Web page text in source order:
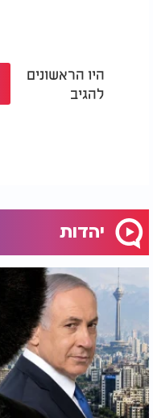
היו הראשונים
להגיב
יהדות